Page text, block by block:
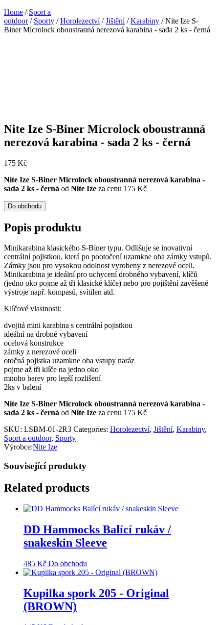
Home / Sport a
outdoor/ Sporty /Horolezectví/Jištění/Karabiny / Nite Ize S-
Biner Microlock oboustranná nerezová karabina - sada 2 ks - černá
Nite Ize S-Biner Microlock oboustranná
nerezová karabina - sada 2 ks - černá
175 Kč
Nite Ize S-Biner Microlock oboustranná nerezová karabina -
sada 2 ks - černá od Nite Ize za cenu 175 Kč
Do obchodu
Popis produktu
Minikarabina klasického S-Biner typu. Odlišuje se inovativní
centrální pojistkou, která po pootočení uzamkne oba zámky vstupů.
Zámky jsou pro vysokou odolnost vyrobeny z nerezové oceli.
Minikarabina je ideální pro uchycení drobného vybavení, klíčů
(jedno oko pojme až tři klasické klíče) nebo pro pojištění zavěšené
výstroje např. kompasů, svítilen atd.
Klíčové vlastnosti:
dvojitá mini karabina s centrální pojistkou
ideální na drobné vybavení
ocelová konstrukce
zámky z nerezové oceli
otočná pojistka uzamkne oba vstupy naráz
pojme až tři klíče na jedno oko
mnoho barev pro lepší rozlišení
2ks v balení
Nite Ize S-Biner Microlock oboustranná nerezová karabina -
sada 2 ks - černá od Nite Ize za cenu 175 Kč
SKU: LSBM-01-2R3 Categories: Horolezectví, Jištění, Karabiny,
Sport a outdoor, Sporty
Výrobce:Nite Ize
Související produkty
Related products
DD Hammocks Balící rukáv /
snakeskin Sleeve
485 Kč Do obchodu
Kupilka spork 205 - Original
(BROWN)